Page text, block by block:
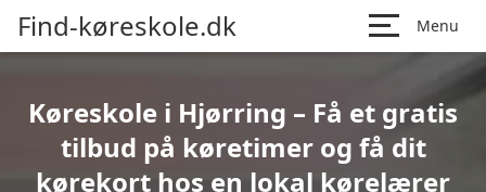
Find-køreskole.dk Menu
Køreskole i Hjørring – Få et gratis
tilbud på køretimer og få dit
kørekort hos en lokal kørelærer